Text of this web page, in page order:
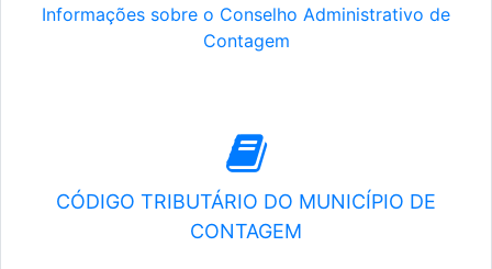
Informações sobre o Conselho Administrativo de
Contagem
CÓDIGO TRIBUTÁRIO DO MUNICÍPIO DE
CONTAGEM